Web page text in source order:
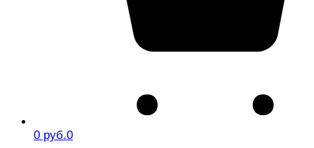
0 руб.0